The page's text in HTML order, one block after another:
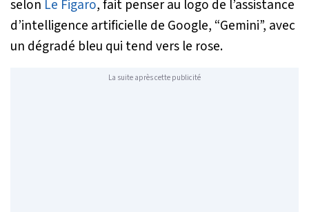
selon Le Figaro, fait penser au logo de l’assistance
d’intelligence artificielle de Google, “Gemini”, avec
un dégradé bleu qui tend vers le rose.
La suite après cette publicité